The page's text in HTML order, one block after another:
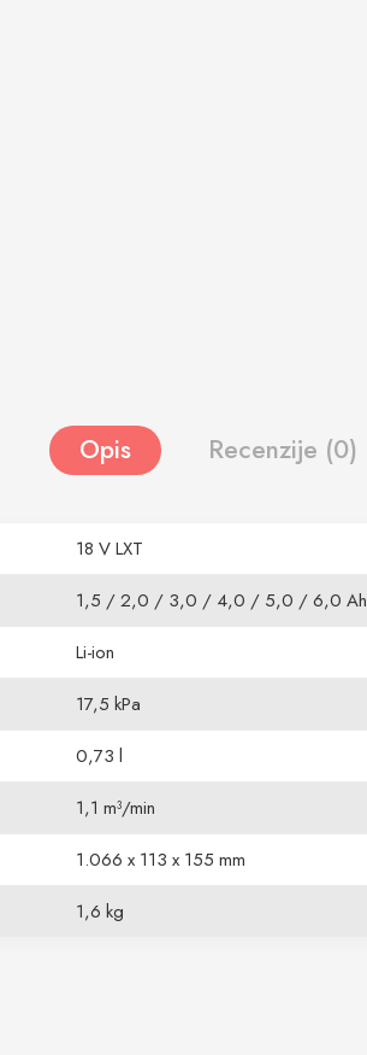
Opis Recenzije (0)
18 V LXT
1,5 / 2,0 / 3,0 / 4,0 / 5,0 / 6,0 Ah
Li-ion
17,5 kPa
0,73 l
1,1 m³/min
1.066 x 113 x 155 mm
1,6 kg